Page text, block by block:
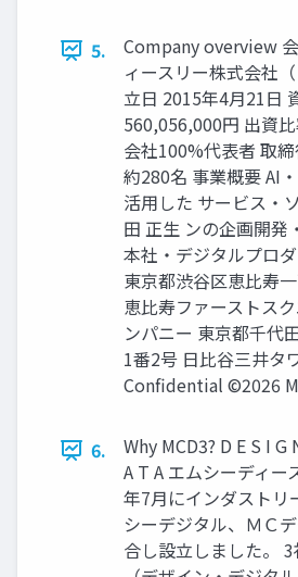
5.
Company overview
ィースリー株式会社
立日 2015年4月21日
560,056,000円 出資
会社100%​ 代表者 取
約280名 事業概要 AI
活用した サービス・
田 正生 ンの企画開発
本社・デジタルプロ
東京都渋谷区恵比寿
恵比寿ファーストス
ンパニー 東京都千代
1番2号 日比谷三井タ
Confidential ©2026
6.
Why MCD3? D E S I G
A T A エムシーディー
年7月にインダストリ
シーデジタル、ＭＣ
合し設立しました。